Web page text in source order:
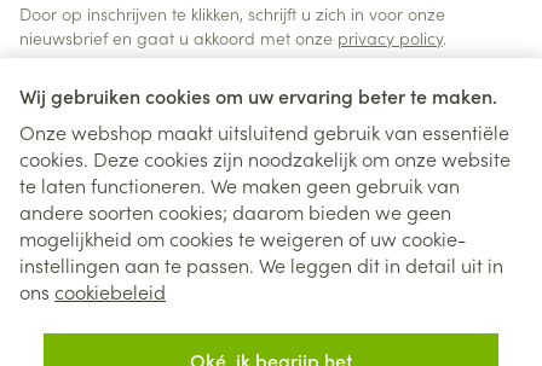
Wij gebruiken cookies om uw ervaring beter te maken.
Onze webshop maakt uitsluitend gebruik van essentiële
cookies. Deze cookies zijn noodzakelijk om onze website
te laten functioneren. We maken geen gebruik van
andere soorten cookies; daarom bieden we geen
mogelijkheid om cookies te weigeren of uw cookie-
instellingen aan te passen. We leggen dit in detail uit in
ons cookiebeleid
Oké, ik begrijp het
Door op inschrijven te klikken, schrijft u zich in voor onze
nieuwsbrief en gaat u akkoord met onze privacy policy.
Juridische links